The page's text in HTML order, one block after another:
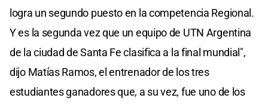
logra un segundo puesto en la competencia Regional.
Y es la segunda vez que un equipo de UTN Argentina
de la ciudad de Santa Fe clasifica a la final mundial",
dijo Matías Ramos, el entrenador de los tres
estudiantes ganadores que, a su vez, fue uno de los